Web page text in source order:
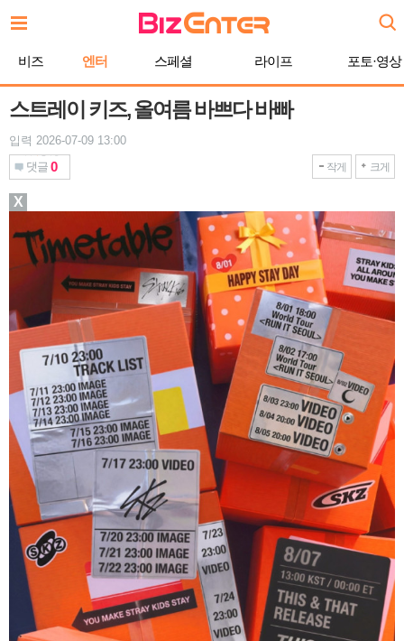
문
비즈 엔터 스페셜 라이프 포토·영상
스트레이 키즈, 올여름 바쁘다 바빠
입력 2026-07-09 13:00
댓글 0 작게 크게
X